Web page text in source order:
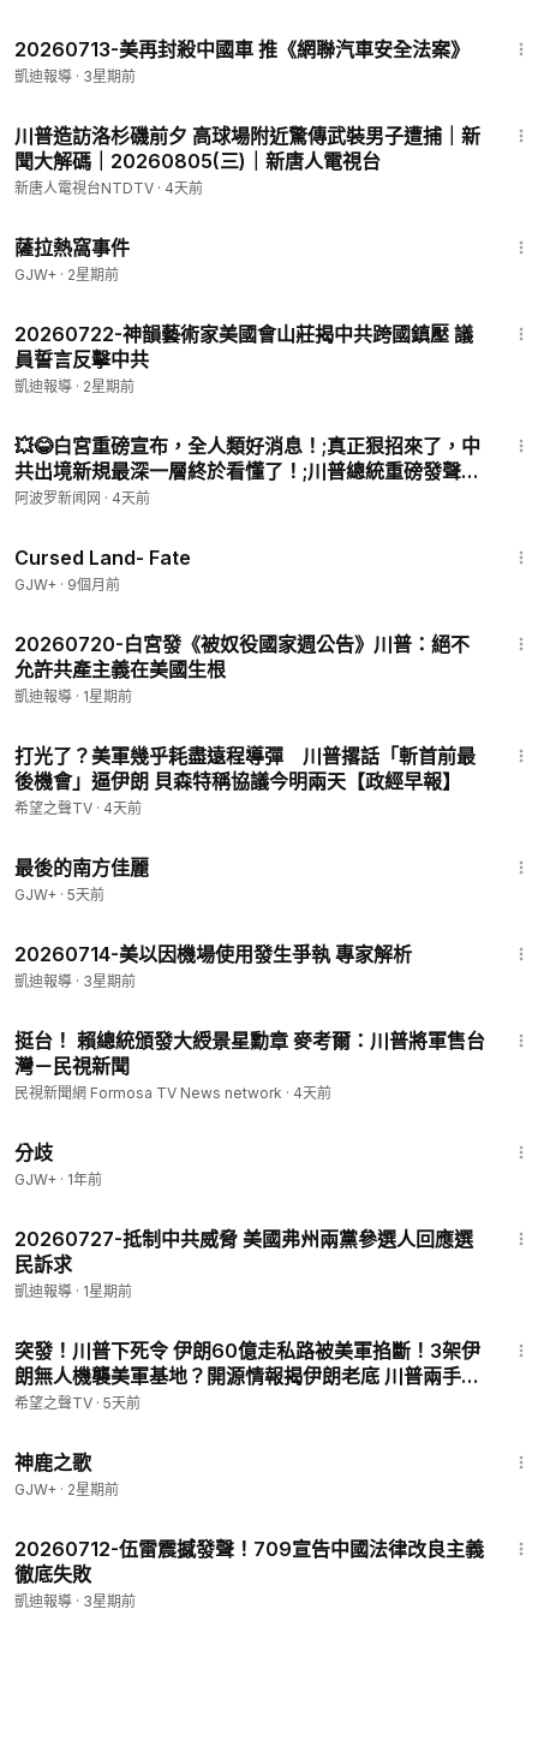
20260713-美再封殺中國車 推《網聯汽車安全法案》
凱迪報導 · 3星期前
川普造訪洛杉磯前夕 高球場附近驚傳武裝男子遭捕｜新
聞大解碼｜20260805(三)｜新唐人電視台
新唐人電視台NTDTV · 4天前
薩拉熱窩事件
GJW+ · 2星期前
20260722-神韻藝術家美國會山莊揭中共跨國鎮壓 議
員誓言反擊中共
凱迪報導 · 2星期前
💥😂白宮重磅宣布，全人類好消息！;真正狠招來了，中
共出境新規最深一層終於看懂了！;川普總統重磅發聲！
他為何暴怒？；美簽保證金威力驚人，50國逾期滯留暴
阿波罗新闻网 · 4天前
Cursed Land- Fate
GJW+ · 9個月前
20260720-白宮發《被奴役國家週公告》川普：絕不
允許共產主義在美國生根
凱迪報導 · 1星期前
打光了？美軍幾乎耗盡遠程導彈 川普撂話「斬首前最
後機會」逼伊朗 貝森特稱協議今明兩天【政經早報】
希望之聲TV · 4天前
最後的南方佳麗
GJW+ · 5天前
20260714-美以因機場使用發生爭執 專家解析
凱迪報導 · 3星期前
挺台！ 賴總統頒發大綬景星勳章 麥考爾：川普將軍售台
灣－民視新聞
民視新聞網 Formosa TV News network · 4天前
分歧
GJW+ · 1年前
20260727-抵制中共威脅 美國弗州兩黨參選人回應選
民訴求
凱迪報導 · 1星期前
突發！川普下死令 伊朗60億走私路被美軍掐斷！3架伊
朗無人機襲美軍基地？開源情報揭伊朗老底 川普兩手牌
瓦解伊朗最後底牌 黨媒翻91年前舊賬 暗示習遭逼宮
希望之聲TV · 5天前
神鹿之歌
GJW+ · 2星期前
20260712-伍雷震撼發聲！709宣告中國法律改良主義
徹底失敗
凱迪報導 · 3星期前